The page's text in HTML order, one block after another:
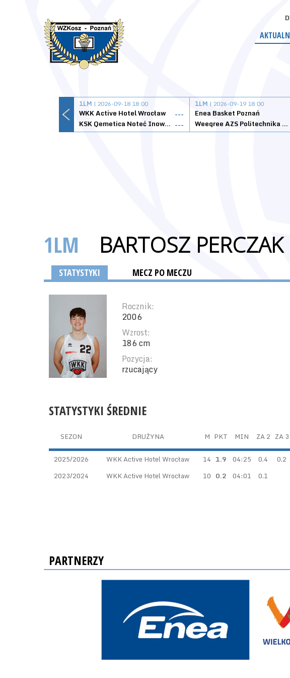
1LM | 2026-09-18 18:00
WKK Active Hotel Wrocław
---
KSK Qemetica Noteć Inowrocław ---
1LM | 2026-09-19 18:00
Enea Basket Poznań
Weegree AZS Politechnika Opolska
1LM BARTOSZ PERCZAK
STATYSTYKI MECZ PO MECZU
Rocznik:
2006
Wzrost:
186 cm
Pozycja:
rzucający
STATYSTYKI ŚREDNIE
SEZON DRUŻYNA M PKT MIN ZA 2 ZA 3
2025/2026 WKK Active Hotel Wrocław 14 1.9 04:25 0.4 0.2
2023/2024
WKK Active Hotel Wrocław 10 0.2 04:01 0.1
PARTNERZY